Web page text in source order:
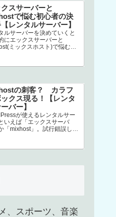
スサーバーと
で悩む初心者の決
レンタルサーバー】
ルサーバーを決めていくと
にエックスサーバーと
ミックスホスト)で悩むと
の刺客？ カラフ
クス現る！【レンタ
バー】
が使えるレンタルサー
いえば「エックスサーバ
「mixhost」。試行錯誤した
、スポーツ、音楽